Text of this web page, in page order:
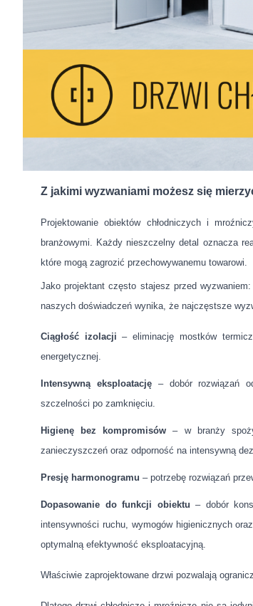
Z jakimi wyzwaniami możesz się
Projektowanie obiektów chłodniczych i
branżowymi. Każdy nieszczelny detal oznacza
które mogą zagrozić przechowywanemu towarowi.
Jako projektant często stajesz przed
naszych doświadczeń wynika, że najczęstsze
Ciągłość izolacji – eliminację mostków
energetycznej.
Intensywną eksploatację– dobór rozwiązań
szczelności po zamknięciu.
Higienę bez kompromisów – w branży
zanieczyszczeń oraz odporność na intensywną
Presję harmonogramu – potrzebę rozwiązań
Dopasowanie do funkcji obiektu – dobór
intensywności ruchu, wymogów higienicznych
optymalną efektywność eksploatacyjną.
Właściwie zaprojektowane drzwi pozwalają